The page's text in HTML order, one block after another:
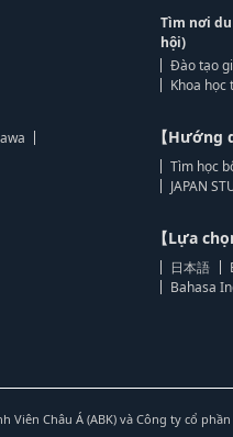
Tìm nơi
hội)
Đào tạo
Khoa học
【Hướng
Tìm học
JAPAN
【Lựa
日本語
Bahasa
Châu Á (ABK) và Công ty cổ